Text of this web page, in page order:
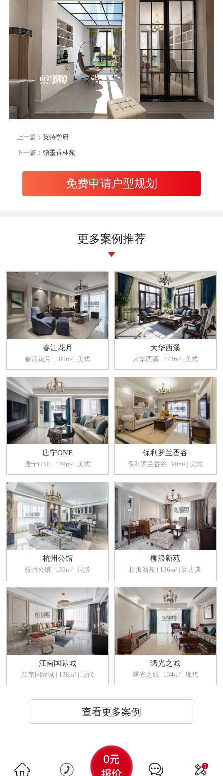
上一篇： 英特学府
下一篇： 翰墨香林苑
免费申请户型规划
更多案例推荐
春江花月
春江花月 | 180m² | 美式
大华西溪
大华西溪 | 573m² | 美式
唐宁ONE
唐宁ONE | 139m² | 美式
保利罗兰香谷
保利罗兰香谷 | 90m² | 美式
杭州公馆
杭州公馆 | 133m² | 混搭
柳浪新苑
柳浪新苑 | 136m² | 新古典
江南国际城
江南国际城 | 138m² | 现代
曙光之城
曙光之城 | 134m² | 现代
查看更多案例